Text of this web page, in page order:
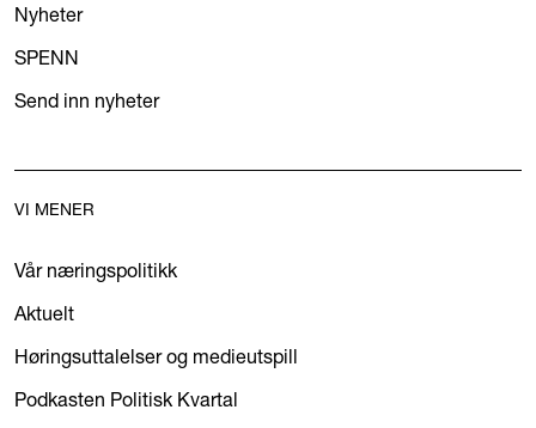
Nyheter
SPENN
Send inn nyheter
VI MENER
Vår næringspolitikk
Aktuelt
Høringsuttalelser og medieutspill
Podkasten Politisk Kvartal